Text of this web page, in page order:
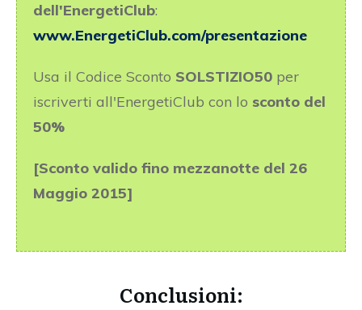
dell'EnergetiClub:
www.EnergetiClub.com/presentazione
Usa il Codice Sconto SOLSTIZIO50 per
iscriverti all'EnergetiClub con lo sconto del
50%
[Sconto valido fino mezzanotte del 26
Maggio 2015]
Conclusioni: